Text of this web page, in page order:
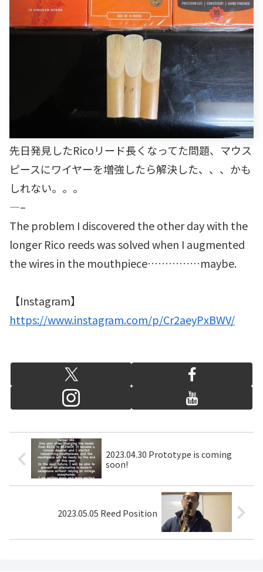
先日発見したRicoリード長くなってた問題、マウス
ピースにワイヤーを増強したら解決した、、、かも
しれない。。。
—–
The problem I discovered the other day with the
longer Rico reeds was solved when I augmented
the wires in the mouthpiece……………maybe.
【Instagram】
https://www.instagram.com/p/Cr2aeyPxBWV/
2023.04.30 Prototype is coming
soon!
2023.05.05 Reed Position